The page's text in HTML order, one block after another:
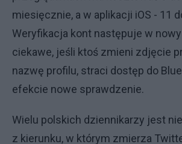
miesięcznie, a w aplikacji iOS - 11
Weryfikacja kont następuje w
ciekawe, jeśli ktoś zmieni zdjęcie
nazwę profilu, straci dostęp do
efekcie nowe sprawdzenie.
Wielu polskich dziennikarzy jest
z kierunku, w którym zmierza